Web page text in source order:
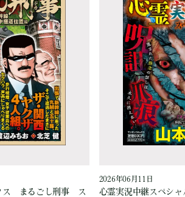
ス まるごし刑事 ス
2026年06月11日
心霊実況中継スペシ